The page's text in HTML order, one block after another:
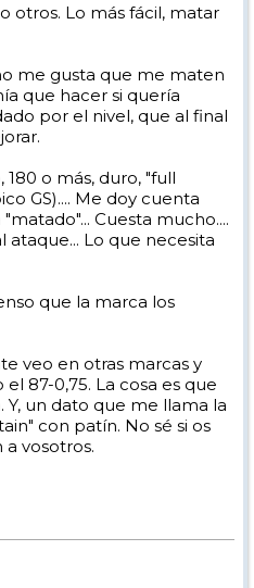
otros. Lo más fácil, matar
me gusta que me maten
que hacer si quería
por el nivel, que al final
180 o más, duro, "full
GS).... Me doy cuenta
Cuesta mucho....
ataque... Lo que necesita
que la marca los
veo en otras marcas y
87-0,75. La cosa es que
un dato que me llama la
con patín. No sé si os
vosotros.